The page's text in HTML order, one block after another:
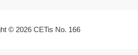
© 2026 CETis No. 166